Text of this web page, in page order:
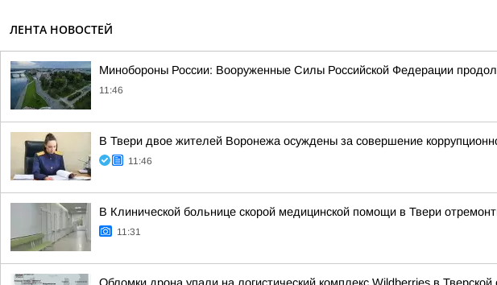
ЛЕНТА НОВОСТЕЙ
Минобороны России: Вооруженные Силы Российской Федерации
11:46
В Твери двое жителей Воронежа осуждены за совершение
11:46
В Клинической больнице скорой медицинской помощи в Твери
11:31